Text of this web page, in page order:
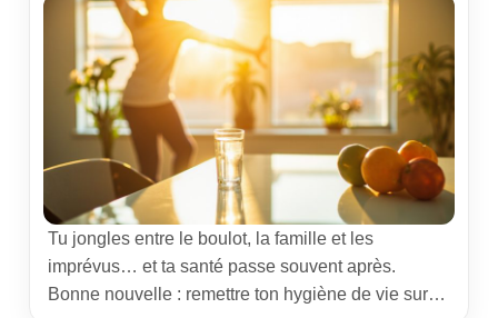
Tu jongles entre le boulot, la famille et les
imprévus… et ta santé passe souvent après.
Bonne nouvelle : remettre ton hygiène de vie sur